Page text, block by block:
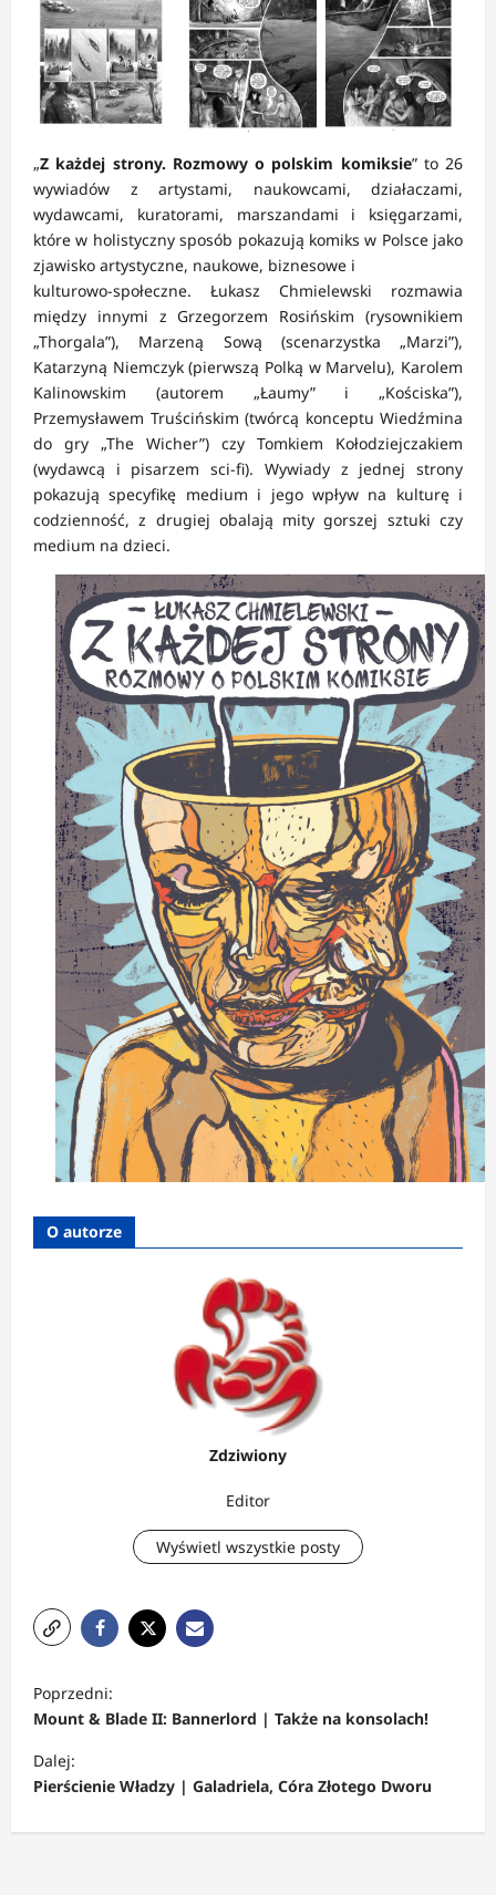
„Z każdej strony. Rozmowy o polskim komiksie” to 26
wywiadów z artystami, naukowcami, działaczami,
wydawcami, kuratorami, marszandami i księgarzami,
które w holistyczny sposób pokazują komiks w Polsce jako
zjawisko artystyczne, naukowe, biznesowe i
kulturowo-społeczne. Łukasz Chmielewski rozmawia
między innymi z Grzegorzem Rosińskim (rysownikiem
„Thorgala”), Marzeną Sową (scenarzystka „Marzi”),
Katarzyną Niemczyk (pierwszą Polką w Marvelu), Karolem
Kalinowskim (autorem „Łaumy” i „Kościska”),
Przemysławem Truścińskim (twórcą konceptu Wiedźmina
do gry „The Wicher”) czy Tomkiem Kołodziejczakiem
(wydawcą i pisarzem sci-fi). Wywiady z jednej strony
pokazują specyfikę medium i jego wpływ na kulturę i
codzienność, z drugiej obalają mity gorszej sztuki czy
medium na dzieci.
O autorze
Zdziwiony
Editor
Wyświetl wszystkie posty
o
b
a
Poprzedni:
Mount & Blade II: Bannerlord | Także na konsolach!
Dalej:
Pierścienie Władzy | Galadriela, Córa Złotego Dworu